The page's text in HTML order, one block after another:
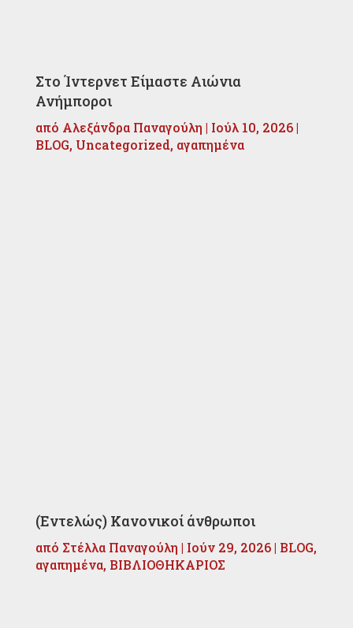
Στο Ίντερνετ Είμαστε Αιώνια
Ανήμποροι
από Αλεξάνδρα Παναγούλη | Ιούλ 10, 2026|
BLOG, Uncategorized, αγαπημένα
(Εντελώς) Κανονικοί άνθρωποι
από Στέλλα Παναγούλη | Ιούν 29, 2026| BLOG,
αγαπημένα, ΒΙΒΛΙΟΘΗΚΑΡΙΟΣ